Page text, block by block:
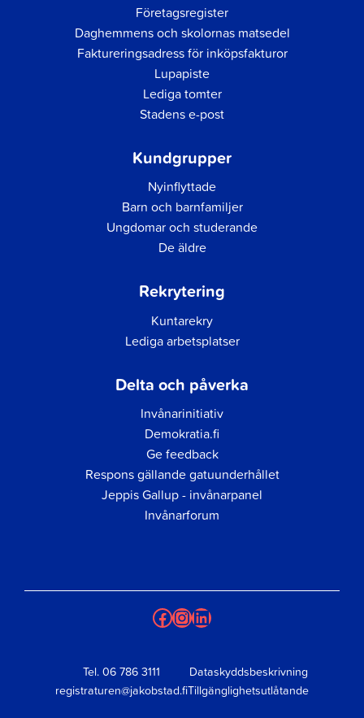
Företagsregister
Daghemmens och skolornas matsedel
Faktureringsadress för inköpsfakturor
Lupapiste
Lediga tomter
Stadens e-post
Kundgrupper
Nyinflyttade
Barn och barnfamiljer
Ungdomar och studerande
De äldre
Rekrytering
Kuntarekry
Lediga arbetsplatser
Delta och påverka
Invånarinitiativ
Demokratia.fi
Ge feedback
Respons gällande gatuunderhållet
Jeppis Gallup - invånarpanel
Invånarforum
Facebook
Instagram
LinkedIn
Tel. 06 786 3111
registraturen@jakobstad.fi
Dataskyddsbeskrivning
Tillgänglighetsutlåtande